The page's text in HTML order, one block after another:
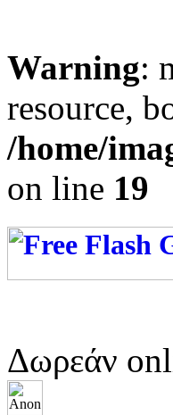
Warning:
resource,
/home/
on line 19
Δωρεάν